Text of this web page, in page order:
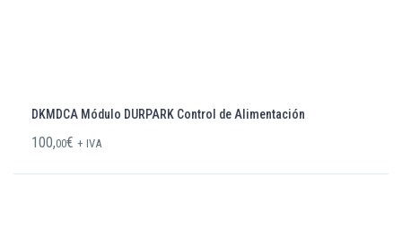
DKMDCA Módulo DURPARK Control de Alimentación
100,00€ + IVA